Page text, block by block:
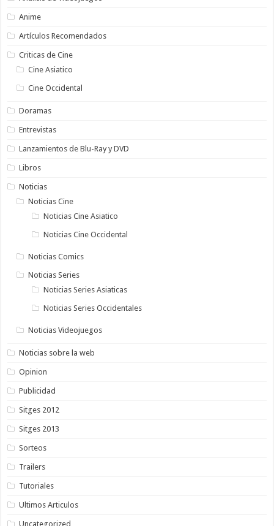
Anime
Artículos Recomendados
Criticas de Cine
Cine Asiatico
Cine Occidental
Doramas
Entrevistas
Lanzamientos de Blu-Ray y DVD
Libros
Noticias
Noticias Cine
Noticias Cine Asiatico
Noticias Cine Occidental
Noticias Comics
Noticias Series
Noticias Series Asiaticas
Noticias Series Occidentales
Noticias Videojuegos
Noticias sobre la web
Opinion
Publicidad
Sitges 2012
Sitges 2013
Sorteos
Trailers
Tutoriales
Ultimos Articulos
Uncategorized